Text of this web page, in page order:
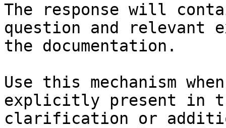
The response will
question and relevant
the documentation.
Use this mechanism
explicitly present in
clarification or